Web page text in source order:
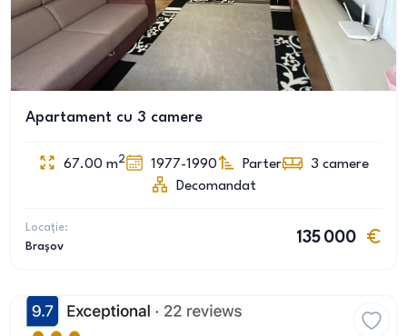
Apartament cu 3 camere
67.00 m2 1977-1990 Parter 3 camere
Decomandat
Locație:
Brașov
135 000